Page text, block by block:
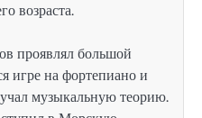
возраста.
проявлял большой
игре на фортепиано и
музыкальную теорию.